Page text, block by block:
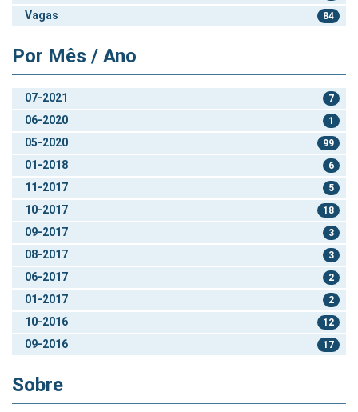
Vagas 84
Por Mês / Ano
07-2021 7
06-2020 1
05-2020 99
01-2018 6
11-2017 5
10-2017 18
09-2017 3
08-2017 3
06-2017 2
01-2017 2
10-2016 12
09-2016 17
Sobre